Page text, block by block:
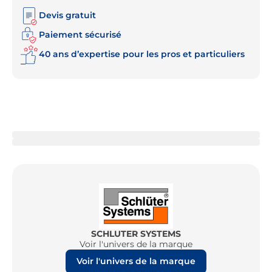
Devis gratuit
Paiement sécurisé
40 ans d’expertise pour les pros et particuliers
SCHLUTER SYSTEMS
Voir l'univers de la marque
Voir l'univers de la marque